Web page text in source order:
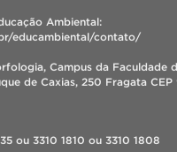
Ambiental:
educambiental/contato/
Campus da Faculdade
de Caxias, 250 Fragata
ou 3310 1810 ou 3310 1808